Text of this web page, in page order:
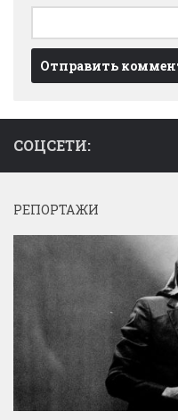
СОЦСЕТИ:
РЕПОРТАЖИ